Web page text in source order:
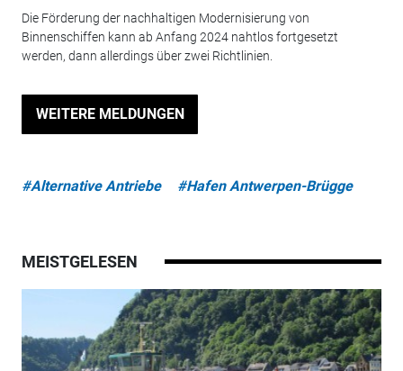
Die Förderung der nachhaltigen Modernisierung von
Binnenschiffen kann ab Anfang 2024 nahtlos fortgesetzt
werden, dann allerdings über zwei Richtlinien.
WEITERE MELDUNGEN
#Alternative Antriebe #Hafen Antwerpen-Brügge
MEISTGELESEN